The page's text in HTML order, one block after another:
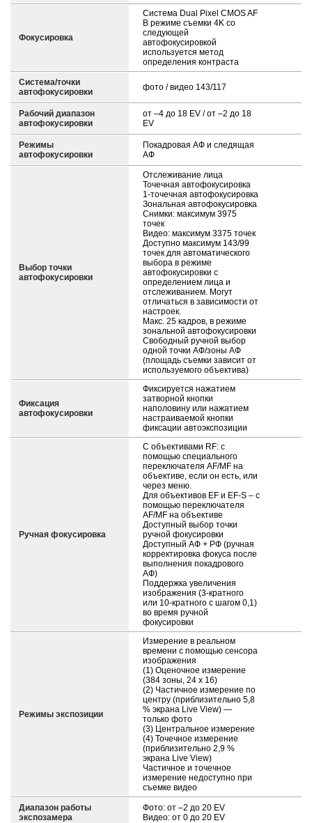
Фокусировка
Система Dual Pixel CMOS AF
В режиме съемки 4K со
следующей
автофокусировкой
используется метод
определения контраста
Система/точки
автофокусировки
фото / видео 143/117
Рабочий диапазон
автофокусировки
от –4 до 18 EV / от –2 до 18
EV
Режимы
автофокусировки
Покадровая АФ и следящая
АФ
Выбор точки
автофокусировки
Отслеживание лица
Точечная автофокусировка
1-точечная автофокусировка
Зональная автофокусировка
Снимки: максимум 3975
точек
Видео: максимум 3375 точек
Доступно максимум 143/99
точек для автоматического
выбора в режиме
автофокусировки с
определением лица и
отслеживанием. Могут
отличаться в зависимости от
настроек.
Макс. 25 кадров, в режиме
зональной автофокусировки
Свободный ручной выбор
одной точки АФ/зоны АФ
(площадь съемки зависит от
используемого объектива)
Фиксация
автофокусировки
Фиксируется нажатием
затворной кнопки
наполовину или нажатием
настраиваемой кнопки
фиксации автоэкспозиции
Ручная фокусировка
С объективами RF: с
помощью специального
переключателя AF/MF на
объективе, если он есть, или
через меню.
Для объективов EF и EF-S – с
помощью переключателя
AF/MF на объективе
Доступный выбор точки
ручной фокусировки
Доступный АФ + РФ (ручная
корректировка фокуса после
выполнения покадрового
АФ)
Поддержка увеличения
изображения (3-кратного
или 10-кратного с шагом 0,1)
во время ручной
фокусировки
Режимы экспозиции
Измерение в реальном
времени с помощью сенсора
изображения
(1) Оценочное измерение
(384 зоны, 24 x 16)
(2) Частичное измерение по
центру (приблизительно 5,8
% экрана Live View) —
только фото
(3) Центральное измерение
(4) Точечное измерение
(приблизительно 2,9 %
экрана Live View)
Частичное и точечное
измерение недоступно при
съемке видео
Диапазон работы
экспозамера
Фото: от –2 до 20 EV
Видео: от 0 до 20 EV